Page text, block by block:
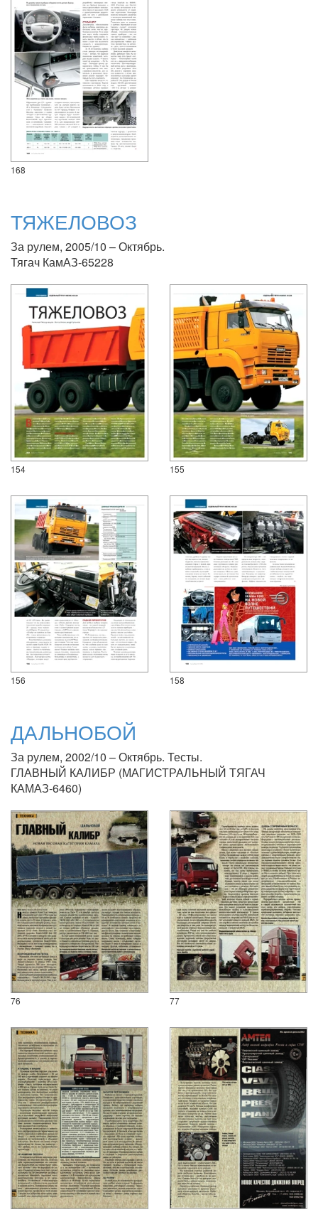
168
ТЯЖЕЛОВОЗ
За рулем, 2005/10 – Октябрь.
Тягач КамАЗ-65228
154 155
156 158
ДАЛЬНОБОЙ
За рулем, 2002/10 – Октябрь. Тесты.
ГЛАВНЫЙ КАЛИБР (МАГИСТРАЛЬНЫЙ ТЯГАЧ
КАМАЗ-6460)
76 77